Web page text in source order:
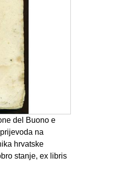
del Buono e
na
hrvatske
stanje, ex libris